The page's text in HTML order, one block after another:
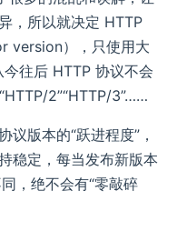
，所以就决定 HTTP
version），只使用大
往后 HTTP 协议不会
2”“HTTP/3”……
版本的“跃进程度”，
稳定，每当发布新版本
，绝不会有“零敲碎